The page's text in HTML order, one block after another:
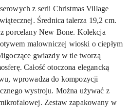
z serii Christmas Village
Średnica talerza 19,2 cm.
porcelany New Bone. Kolekcja
malowniczej wioski o ciepłym
gwiazdy w tle tworzą
Całość otoczona elegancką
wprowadza do kompozycji
wystroju. Można używać z
Zestaw zapakowany w